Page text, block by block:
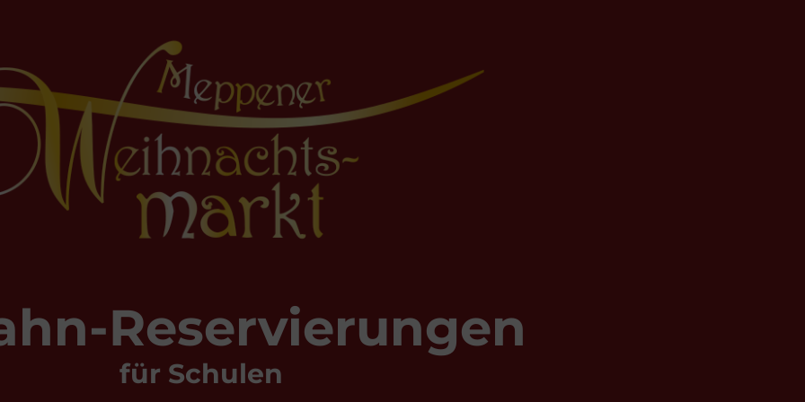
Reservierungen
für Schulen